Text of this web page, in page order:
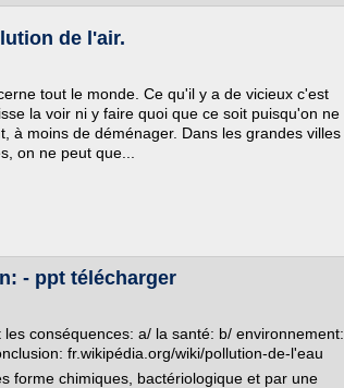
de l'air.
tout le monde. Ce qu'il y a de vicieux c'est
la voir ni y faire quoi que ce soit puisqu'on ne
à moins de déménager. Dans les grandes villes
on ne peut que...
- ppt télécharger
conséquences: a/ la santé: b/ environnement:
fr.wikipédia.org/wiki/pollution-de-l'eau
forme chimiques, bactériologique et par une